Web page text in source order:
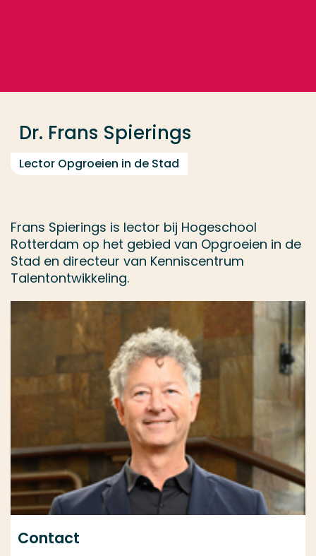
Dr. Frans Spierings
Lector Opgroeien in de Stad
Frans Spierings is lector bij Hogeschool
Rotterdam op het gebied van Opgroeien in de
Stad en directeur van Kenniscentrum
Talentontwikkeling.
Contact
Contact